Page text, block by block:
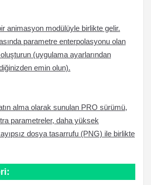
animasyon modülüyle birlikte gelir.
parametre enterpolasyonu olan
(uygulama ayarlarından
emin olun).
alma olarak sunulan PRO sürümü,
parametreler, daha yüksek
dosya tasarrufu (PNG) ile birlikte